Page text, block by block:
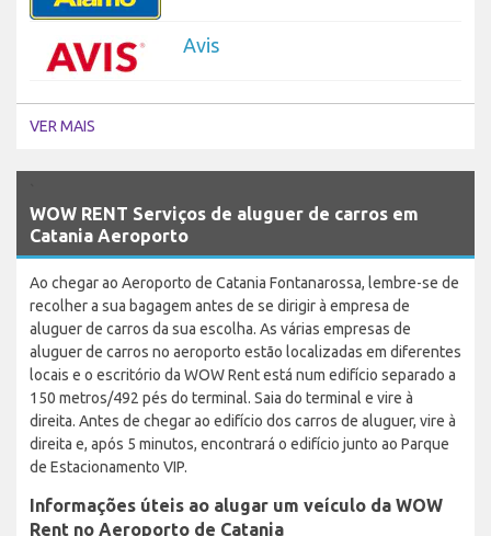
Avis
VER MAIS
WOW RENT Serviços de aluguer de carros em
Catania Aeroporto
Ao chegar ao Aeroporto de Catania Fontanarossa, lembre-se de
recolher a sua bagagem antes de se dirigir à empresa de
aluguer de carros da sua escolha. As várias empresas de
aluguer de carros no aeroporto estão localizadas em diferentes
locais e o escritório da WOW Rent está num edifício separado a
150 metros/492 pés do terminal. Saia do terminal e vire à
direita. Antes de chegar ao edifício dos carros de aluguer, vire à
direita e, após 5 minutos, encontrará o edifício junto ao Parque
de Estacionamento VIP.
Informações úteis ao alugar um veículo da WOW
Rent no Aeroporto de Catania